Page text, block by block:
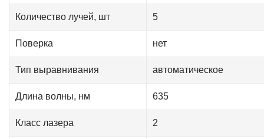
Количество лучей, шт 5
Поверка нет
Тип выравнивания автоматическое
Длина волны, нм 635
Класс лазера 2